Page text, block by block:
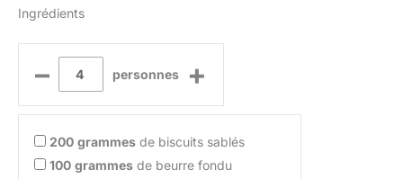
Ingrédients
– personnes +
200 grammes de biscuits sablés
100 grammes de beurre fondu